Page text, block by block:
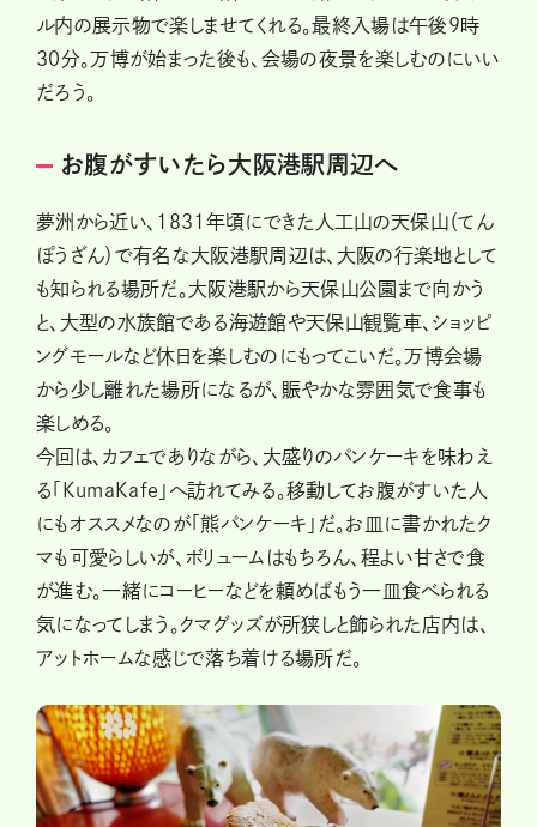
ル内の展示物で楽しませてくれる。最終入場は午後9時
30分。万博が始まった後も、会場の夜景を楽しむのにいい
だろう。
お腹がすいたら大阪港駅周辺へ
夢洲から近い、1831年頃にできた人工山の天保山（てん
ぽうざん）で有名な大阪港駅周辺は、大阪の行楽地として
も知られる場所だ。大阪港駅から天保山公園まで向かう
と、大型の水族館である海遊館や天保山観覧車、ショッピ
ングモールなど休日を楽しむのにもってこいだ。万博会場
から少し離れた場所になるが、賑やかな雰囲気で食事も
楽しめる。
今回は、カフェでありながら、大盛りのパンケーキを味わえ
る「KumaKafe」へ訪れてみる。移動してお腹がすいた人
にもオススメなのが「熊パンケーキ」だ。お皿に書かれたク
マも可愛らしいが、ボリュームはもちろん、程よい甘さで食
が進む。一緒にコーヒーなどを頼めばもう一皿食べられる
気になってしまう。クマグッズが所狭しと飾られた店内は、
アットホームな感じで落ち着ける場所だ。